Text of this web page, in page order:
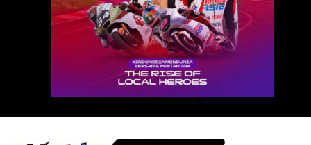
Baca Juga : Jelang MotoGP,Bandara Lombok
Tambah Rute Penerbangan Domestik